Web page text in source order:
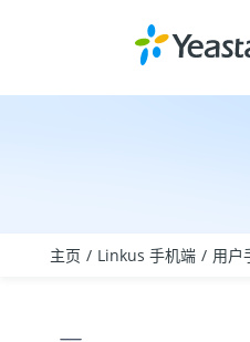
主页 Linkus 手机端 用户